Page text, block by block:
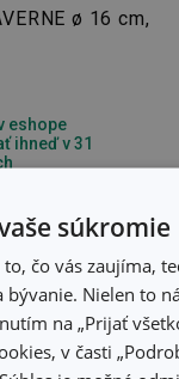
ø 16 cm,
eshope
ihneď v 31
súkromie
čo vás zaujíma,
bývanie. Nielen to
na „Prijať
v časti